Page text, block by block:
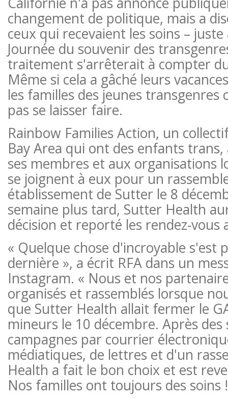
changement de politique, mais a
ceux qui recevaient les soins – juste
Journée du souvenir des
traitement s'arrêterait à compter
Même si cela a gâché leurs
les familles des jeunes transgenres
pas se laisser faire.
Rainbow Families Action, un
Bay Area qui ont des enfants trans,
ses membres et aux organisations
se joignent à eux pour un
établissement de Sutter le 8
semaine plus tard, Sutter Health
décision et reporté les rendez-vous
« Quelque chose d'incroyable s'est
dernière », a écrit RFA dans un
Instagram. « Nous et nos
organisés et rassemblés lorsque
que Sutter Health allait fermer le
mineurs le 10 décembre. Après des
campagnes par courrier
médiatiques, de lettres et d'un
Health a fait le bon choix et est
Nos familles ont toujours des soins